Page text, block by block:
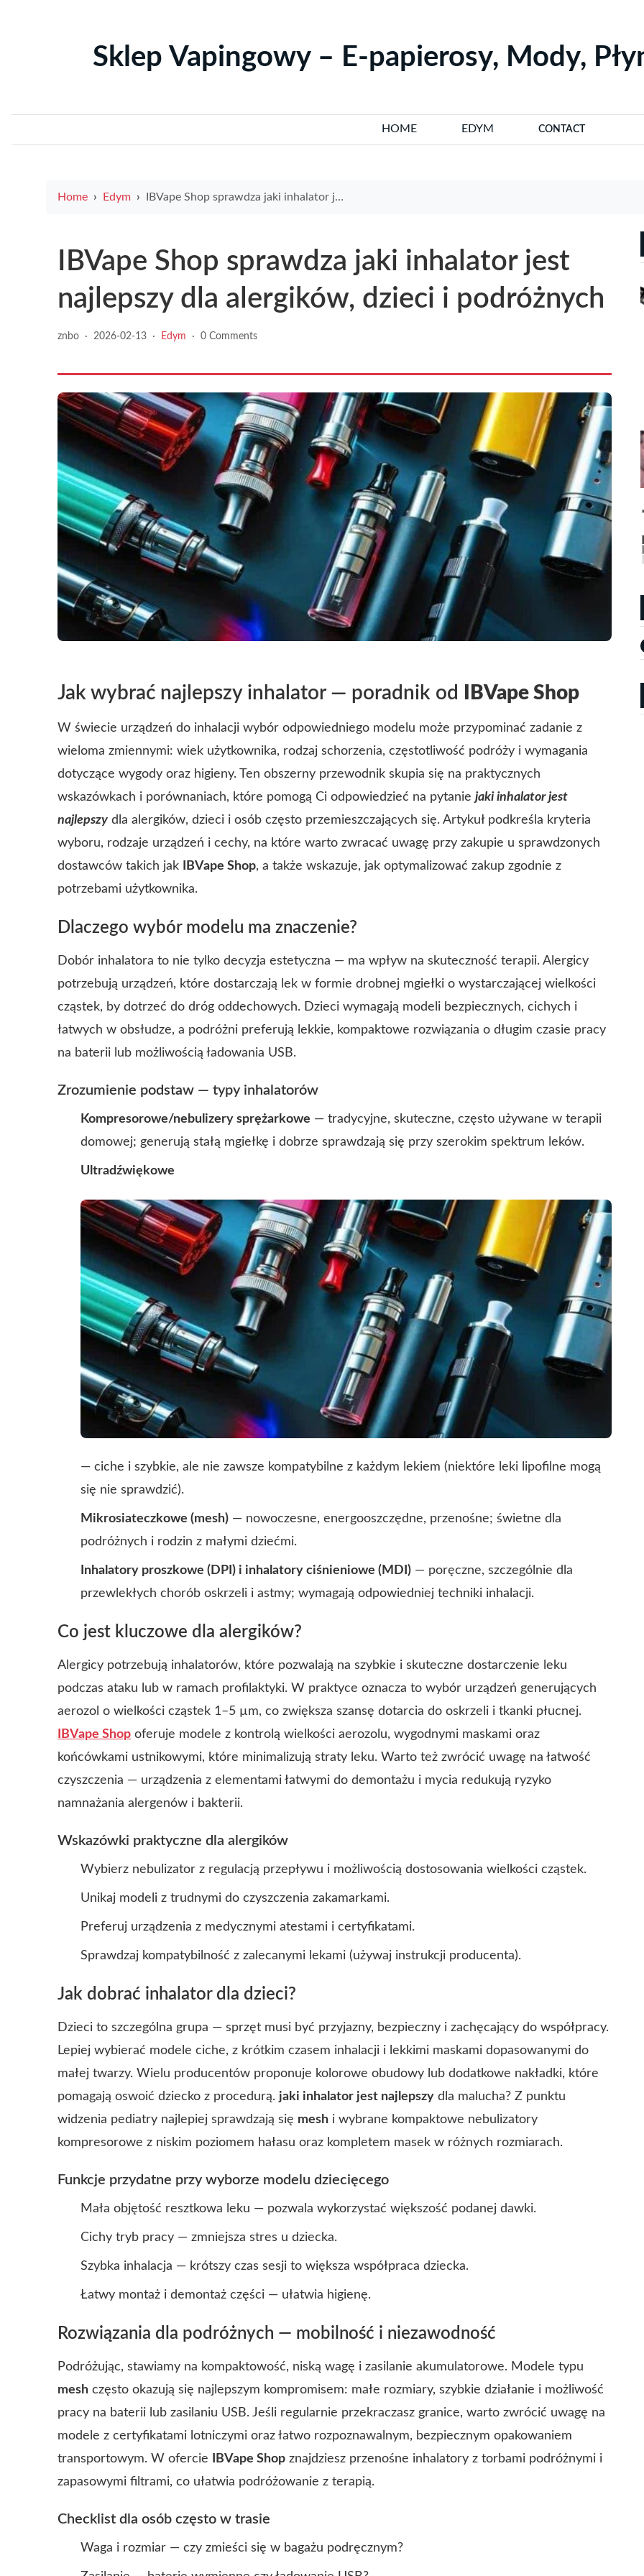
Sklep Vapingowy – E-papierosy, Mody,
HOME EDYM CONTACT
Home Edym IBVape Shop sprawdza jaki inhalator jest najlepszy dla alergików, dzieci i podróżnych
IBVape Shop sprawdza jaki inhalator jest
najlepszy dla alergików, dzieci i podróżnych
znbo · 2026-02-13 · Edym · 0 Comments
Jak wybrać najlepszy inhalator — poradnik od IBVape Shop
W świecie urządzeń do inhalacji wybór odpowiedniego modelu może przypominać zadanie z
wieloma zmiennymi: wiek użytkownika, rodzaj schorzenia, częstotliwość podróży i wymagania
dotyczące wygody oraz higieny. Ten obszerny przewodnik skupia się na praktycznych
wskazówkach i porównaniach, które pomogą Ci odpowiedzieć na pytanie jaki inhalator jest
najlepszy dla alergików, dzieci i osób często przemieszczających się. Artykuł podkreśla kryteria
wyboru, rodzaje urządzeń i cechy, na które warto zwracać uwagę przy zakupie u sprawdzonych
dostawców takich jak
IBVape Shop, a także wskazuje, jak optymalizować zakup zgodnie z
potrzebami użytkownika.
Dlaczego wybór modelu ma znaczenie?
Dobór inhalatora to nie tylko decyzja estetyczna — ma wpływ na skuteczność terapii. Alergicy
potrzebują urządzeń, które dostarczają lek w formie drobnej mgiełki o wystarczającej wielkości
cząstek, by dotrzeć do dróg oddechowych. Dzieci wymagają modeli bezpiecznych, cichych i
łatwych w obsłudze, a podróżni preferują lekkie, kompaktowe rozwiązania o długim czasie pracy
na baterii lub możliwością ładowania USB.
Zrozumienie podstaw — typy inhalatorów
Kompresorowe/nebulizery sprężarkowe — tradycyjne, skuteczne, często używane w terapii
domowej; generują stałą mgiełkę i dobrze sprawdzają się przy szerokim spektrum leków.
Ultradźwiękowe
— ciche i szybkie, ale nie zawsze kompatybilne z każdym lekiem (niektóre leki lipofilne mogą
się nie sprawdzić).
Mikrosiateczkowe (mesh) — nowoczesne, energooszczędne, przenośne; świetne dla
podróżnych i rodzin z małymi dziećmi.
Inhalatory proszkowe (DPI) i inhalatory ciśnieniowe (MDI) — poręczne, szczególnie dla
przewlekłych chorób oskrzeli i astmy; wymagają odpowiedniej techniki inhalacji.
Co jest kluczowe dla alergików?
Alergicy potrzebują inhalatorów, które pozwalają na szybkie i skuteczne dostarczenie leku
podczas ataku lub w ramach profilaktyki. W praktyce oznacza to wybór urządzeń generujących
aerozol o wielkości cząstek 1–5 µm, co zwiększa szansę dotarcia do oskrzeli i tkanki płucnej.
IBVape Shop oferuje modele z kontrolą wielkości aerozolu, wygodnymi maskami oraz
końcówkami ustnikowymi, które minimalizują straty leku. Warto też zwrócić uwagę na łatwość
czyszczenia — urządzenia z elementami łatwymi do demontażu i mycia redukują ryzyko
namnażania alergenów i bakterii.
Wskazówki praktyczne dla alergików
Wybierz nebulizator z regulacją przepływu i możliwością dostosowania wielkości cząstek.
Unikaj modeli z trudnymi do czyszczenia zakamarkami.
Preferuj urządzenia z medycznymi atestami i certyfikatami.
Sprawdzaj kompatybilność z zalecanymi lekami (używaj instrukcji producenta).
Jak dobrać inhalator dla dzieci?
Dzieci to szczególna grupa — sprzęt musi być przyjazny, bezpieczny i zachęcający do współpracy.
Lepiej wybierać modele ciche, z krótkim czasem inhalacji i lekkimi maskami dopasowanymi do
małej twarzy. Wielu producentów proponuje kolorowe obudowy lub dodatkowe nakładki, które
pomagają oswoić dziecko z procedurą. jaki inhalator jest najlepszy dla malucha? Z punktu
widzenia pediatry najlepiej sprawdzają się mesh i wybrane kompaktowe nebulizatory
kompresorowe z niskim poziomem hałasu oraz kompletem masek w różnych rozmiarach.
Funkcje przydatne przy wyborze modelu dziecięcego
Mała objętość resztkowa leku — pozwala wykorzystać większość podanej dawki.
Cichy tryb pracy — zmniejsza stres u dziecka.
Szybka inhalacja — krótszy czas sesji to większa współpraca dziecka.
Łatwy montaż i demontaż części — ułatwia higienę.
Rozwiązania dla podróżnych — mobilność i niezawodność
Podróżując, stawiamy na kompaktowość, niską wagę i zasilanie akumulatorowe. Modele typu
mesh często okazują się najlepszym kompromisem: małe rozmiary, szybkie działanie i możliwość
pracy na baterii lub zasilaniu USB. Jeśli regularnie przekraczasz granice, warto zwrócić uwagę na
modele z certyfikatami lotniczymi oraz łatwo rozpoznawalnym, bezpiecznym opakowaniem
transportowym. W ofercie
IBVape Shop znajdziesz przenośne inhalatory z torbami podróżnymi i
zapasowymi filtrami, co ułatwia podróżowanie z terapią.
Checklist dla osób często w trasie
Waga i rozmiar — czy zmieści się w bagażu podręcznym?